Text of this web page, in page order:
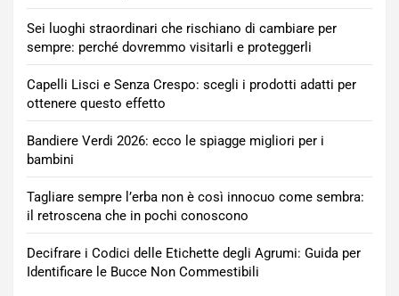
Sei luoghi straordinari che rischiano di cambiare per
sempre: perché dovremmo visitarli e proteggerli
Capelli Lisci e Senza Crespo: scegli i prodotti adatti per
ottenere questo effetto
Bandiere Verdi 2026: ecco le spiagge migliori per i
bambini
Tagliare sempre l’erba non è così innocuo come sembra:
il retroscena che in pochi conoscono
Decifrare i Codici delle Etichette degli Agrumi: Guida per
Identificare le Bucce Non Commestibili